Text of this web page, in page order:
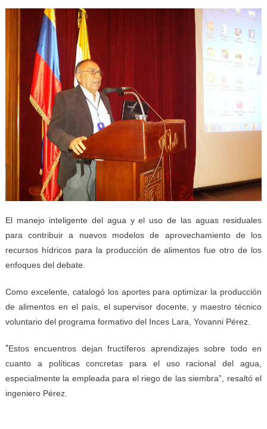
El manejo inteligente del agua y el uso de las aguas residuales
para contribuir a nuevos modelos de aprovechamiento de los
recursos hídricos para la producción de alimentos fue otro de los
enfoques del debate.
Como excelente, catalogó los aportes para optimizar la producción
de alimentos en el país, el supervisor docente, y maestro técnico
voluntario del programa formativo del Inces Lara, Yovanni Pérez.
“Estos encuentros dejan fructíferos aprendizajes sobre todo en
cuanto a políticas concretas para el uso racional del agua,
especialmente la empleada para el riego de las siembra”, resaltó el
ingeniero Pérez.